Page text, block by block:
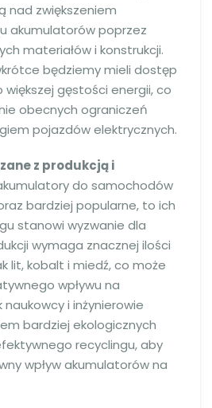
nad zwiększeniem
akumulatorów poprzez
materiałów i konstrukcji.
będziemy mieli dostęp
gęstości energii, co
obecnych ograniczeń
pojazdów elektrycznych.
z produkcją i
do samochodów
bardziej popularne, to ich
stanowi wyzwanie dla
wymaga znacznej ilości
lit, kobalt i miedź, co może
wpływu na
i inżynierowie
bardziej ekologicznych
recyclingu, aby
wpływ akumulatorów na